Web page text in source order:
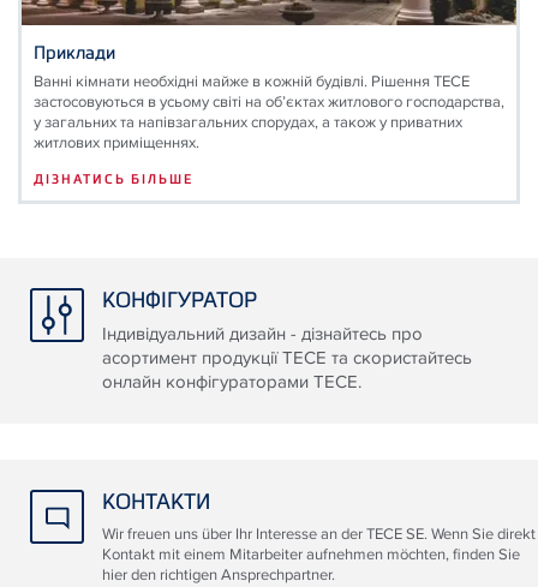
Приклади
Ванні кімнати необхідні майже в кожній будівлі. Рішення ТЕСЕ
застосовуються в усьому світі на об’єктах житлового господарства,
у загальних та напівзагальних спорудах, а також у приватних
житлових приміщеннях.
ДІЗНАТИСЬ БІЛЬШЕ
КОНФІГУРАТОР
Індивідуальний дизайн - дізнайтесь про
асортимент продукції ТЕСЕ та скористайтесь
онлайн конфігураторами ТЕСЕ.
КОНТАКТИ
Wir freuen uns über Ihr Interesse an der TECE SE. Wenn Sie direkt
Kontakt mit einem Mitarbeiter aufnehmen möchten, finden Sie
hier den richtigen Ansprechpartner.